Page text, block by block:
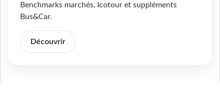
Benchmarks marchés, Icotour et suppléments
Bus&Car.
Découvrir